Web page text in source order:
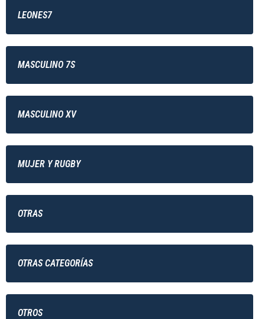
LEONES7
MASCULINO 7S
MASCULINO XV
MUJER Y RUGBY
OTRAS
OTRAS CATEGORÍAS
OTROS